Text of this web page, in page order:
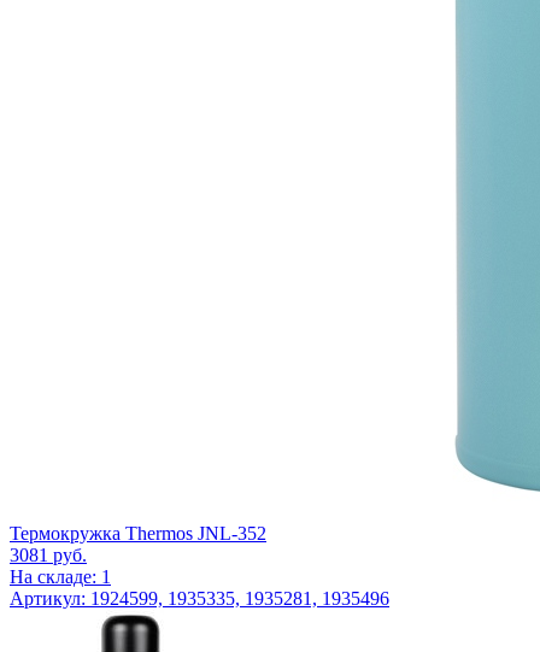
Термокружка Thermos JNL-352
3081 руб.
На складе: 1
Артикул: 1924599, 1935335, 1935281, 1935496